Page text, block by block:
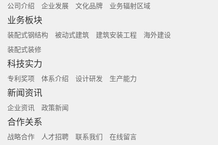
公司介绍 企业发展 文化品牌 业务辐射区域
业务板块
装配式钢结构 被动式建筑 建筑安装工程
海外建设
装配式装修
科技实力
专利奖项 体系介绍 设计研发 生产能力
新闻资讯
企业资讯 政策新闻
合作关系
战略合作 人才招聘 联系我们 在线留言